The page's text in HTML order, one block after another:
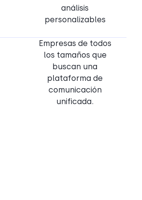
análisis
personalizables
Empresas de todos
los tamaños que
buscan una
plataforma de
comunicación
unificada.